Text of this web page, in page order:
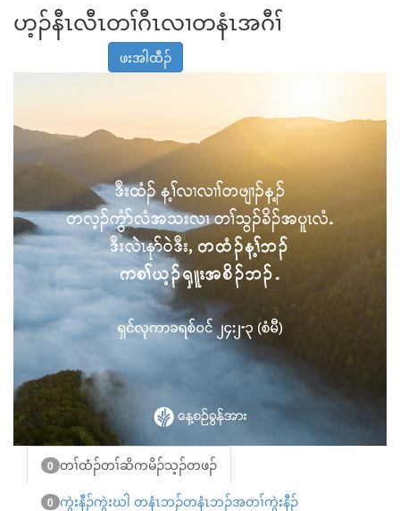
ဟ့ၣ်နီၤလီၤတၢ်ဂီၤလၢတနံၤအဂီၢ်
ဖးအါထီၣ်
0 တၢ်ထံၣ်တၢ်ဆိကမိၣ်သ့ၣ်တဖၣ်
0 ကွဲးနီၣ်ကွဲးဃါ တနံၤဘၣ်တနံၤဘၣ်အတၢ်ကွဲးနီၣ်